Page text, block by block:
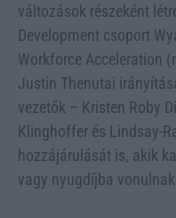
változások részeként
Development csoport
Workforce Acceleration
Justin Thenutai
vezetők – Kristen Roby
Klinghoffer és Lindsay-
hozzájárulását is, akik
vagy nyugdíjba